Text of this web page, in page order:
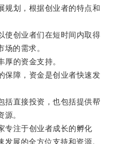
划，根据创业者的特点和
创业者们在短时间内取得
的需求。
的资金支持。
障，资金是创业者快速发
直接投资，也包括提供帮
。
注于创业者成长的孵化
展的全方位支持和资源。